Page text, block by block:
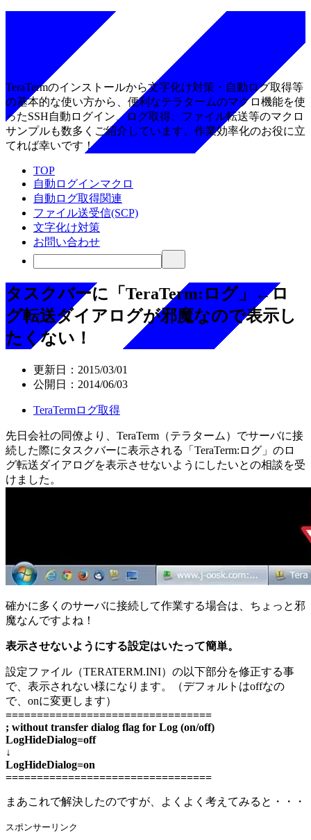
TeraTermのインストールから文字化け対策・自動ログ取得等
の基本的な使い方から、便利なテラタームのマクロ機能を使
ったSSH自動ログイン、ログ取得、ファイル転送等のマクロ
サンプルも数多くご紹介しています。作業効率化のお役に立
てれば幸いです！
TOP
自動ログインマクロ
自動ログ取得関連
ファイル送受信(SCP)
文字化け対策
お問い合わせ
タスクバーに「TeraTerm:ログ」←ロ
グ転送ダイアログが邪魔なので表示し
たくない！
更新日： 2015/03/01
公開日： 2014/06/03
TeraTermログ取得
先日会社の同僚より、TeraTerm（テラターム）でサーバに接
続した際にタスクバーに表示される「TeraTerm:ログ」のロ
グ転送ダイアログを表示させないようにしたいとの相談を受
けました。
確かに多くのサーバに接続して作業する場合は、ちょっと邪
魔なんですよね！
表示させないようにする設定はいたって簡単。
設定ファイル（TERATERM.INI）の以下部分を修正する事
で、表示されない様になります。（デフォルトはoffなの
で、onに変更します）
=================================
; without transfer dialog flag for Log (on/off)
LogHideDialog=off
↓
LogHideDialog=on
=================================
まあこれで解決したのですが、よくよく考えてみると・・・
スポンサーリンク